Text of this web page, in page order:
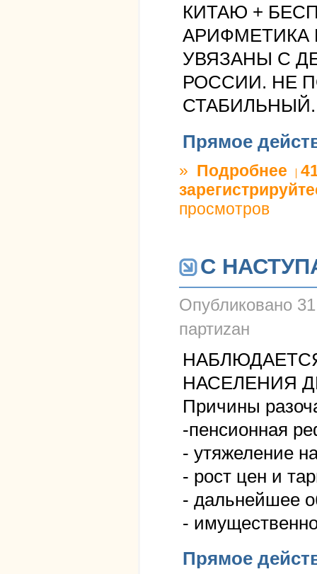
КИТАЮ +
АРИФМЕТИКА
УВЯЗАНЫ С
РОССИИ. НЕ
СТАБИЛЬНЫЙ.
Прямое
» Подробнее о
просмотров
С
Опубликовано
партиzан
НАСЕЛЕНИЯ
Причины
-пенсионная
- утяжеление
- рост цен и
- дальнейшее
-
Прямое